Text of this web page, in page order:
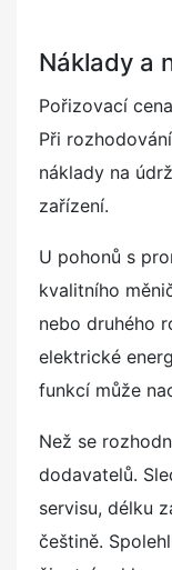
Náklady a
Pořizovací
Při
náklady na
zařízení.
U pohonů s
kvalitního
nebo druhého
elektrické
funkcí může
Než se
dodavatelů.
servisu, délku
češtině.